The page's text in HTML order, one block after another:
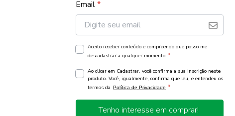
Email*
Aceito receber conteúdo e compreendo que posso me
descadastrar a qualquer momento. *
Ao clicar em Cadastrar, você confirma a sua inscrição neste
produto. Você, igualmente, confirma que leu, e entendeu os
termos da Política de Privacidade *
Tenho interesse em comprar!